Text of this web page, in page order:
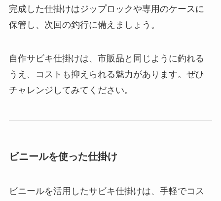
完成した仕掛けはジップロックや専用のケースに
保管し、次回の釣行に備えましょう。
自作サビキ仕掛けは、市販品と同じように釣れる
うえ、コストも抑えられる魅力があります。ぜひ
チャレンジしてみてください。
ビニールを使った仕掛け
ビニールを活用したサビキ仕掛けは、手軽でコス